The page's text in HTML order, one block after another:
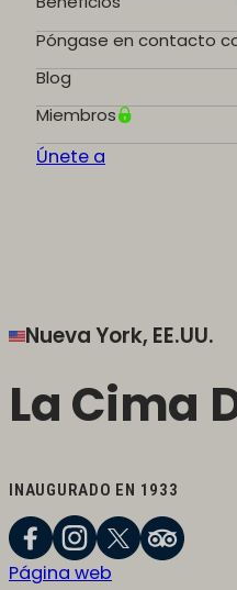
Póngase en contacto
Blog
Miembros
Únete a
Nueva York, EE.UU.
La Cima
Página web
INAUGURADO EN 1933